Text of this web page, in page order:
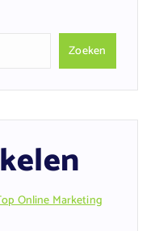
Zoeken
Online Marketing